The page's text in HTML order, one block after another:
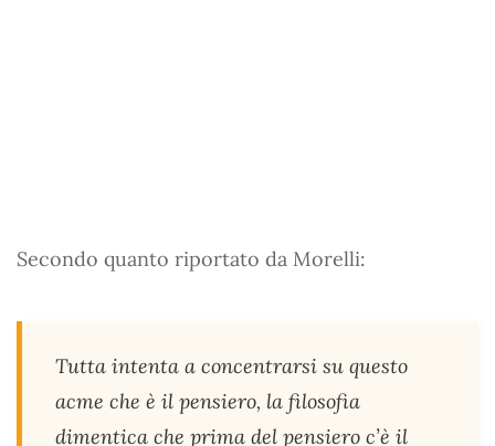
Secondo quanto riportato da Morelli:
Tutta intenta a concentrarsi su questo
acme che è il pensiero, la filosofia
dimentica che prima del pensiero c’è il